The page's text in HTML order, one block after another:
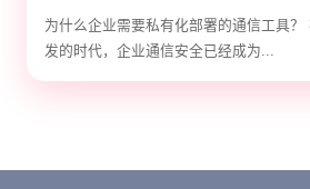
方案
为什么企业需要私有化部署的通信工具
发的时代，企业通信安全已经成为...